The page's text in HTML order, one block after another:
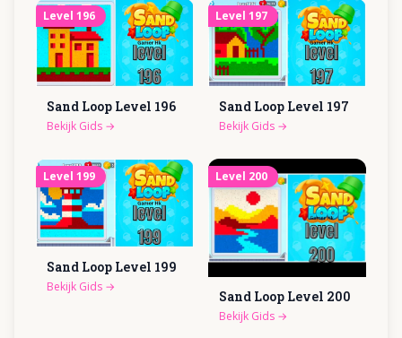
Level 196
Sand Loop Level 196
Bekijk Gids →
Level 197
Sand Loop Level 197
Bekijk Gids →
Level 199
Sand Loop Level 199
Bekijk Gids →
Level 200
Sand Loop Level 200
Bekijk Gids →